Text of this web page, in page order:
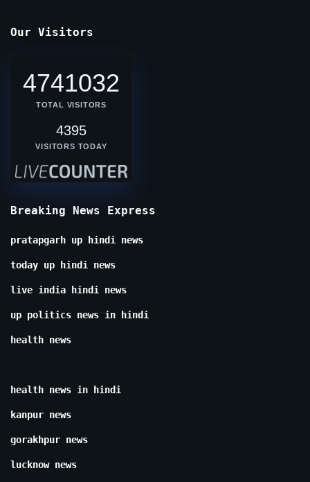
Our Visitors
4741032
TOTAL VISITORS
4395
VISITORS TODAY
Breaking News Express
pratapgarh up hindi news
today up hindi news
live india hindi news
up politics news in hindi
health news
health news in hindi
kanpur news
gorakhpur news
lucknow news